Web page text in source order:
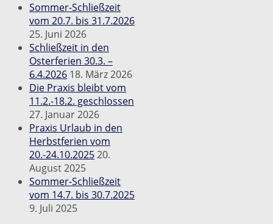
Sommer-Schließzeit
vom 20.7. bis 31.7.2026
25. Juni 2026
Schließzeit in den
Osterferien 30.3. –
6.4.2026 18. März 2026
Die Praxis bleibt vom
11.2.-18.2. geschlossen
27. Januar 2026
Praxis Urlaub in den
Herbstferien vom
20.-24.10.202520.
August 2025
Sommer-Schließzeit
vom 14.7. bis 30.7.2025
9. Juli 2025